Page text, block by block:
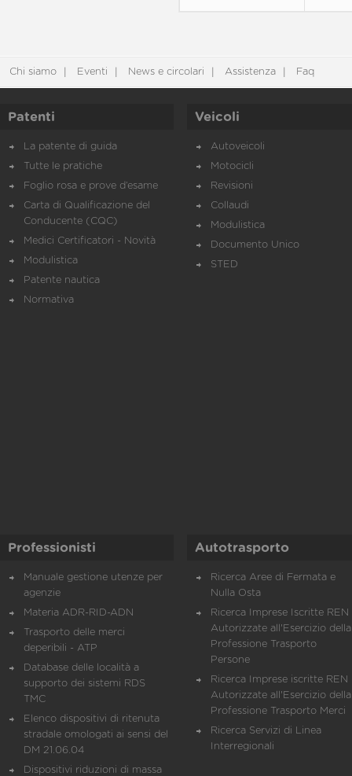
Chi siamo Eventi News e circolari Assistenza Faq
Patenti
La patente di guida
Tutte le pratiche
Foglio rosa e prove d’esame
Carta di Qualificazione del
Conducente (CQC)
Medici Certificatori - Novità
Modulistica
Patente nautica
Normativa
Veicoli
Autoveicoli
Motocicli
Revisioni
Collaudi
Modulistica
Documento Unico
STED
Professionisti
Manuale gestione utenze per
agenzie
Materia ADR-RID-ADN
Trasporto delle merci
deperibili - ATP
Database delle località a
supporto dei sistemi RDS
TMC
Elenco dispositivi di ritenuta
stradale omologati ai sensi del
DM 21.06.04
Dispositivi riduzioni di massa
Autotrasporto
Ricerca Aree di Fermata e
Nulla Osta
Ricerca Imprese Iscritte REN
Autorizzate all'Esercizio della
Professione Trasporto
Persone
Ricerca Imprese iscritte REN
Autorizzate all'Esercizio della
Professione Trasporto Merci
Ricerca Servizi di Linea
Interregionali